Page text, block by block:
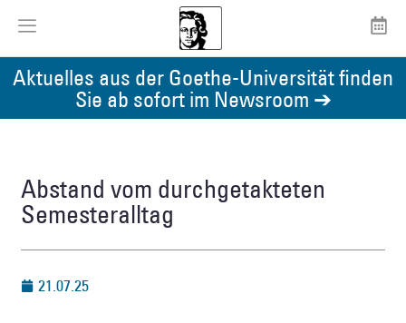
Aktuelles aus der Goethe-Universität finden
Sie ab sofort im Newsroom ➔
Abstand vom durchgetakteten
Semesteralltag
21.07.25